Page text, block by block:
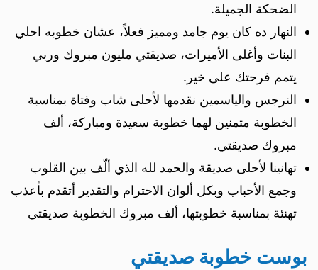
الضحكة الجميلة.
النهار ده كان يوم جامد ومميز فعلاً، عشان خطوبه احلي
البنات وأغلى الأميرات، صديقتي مليون مبروك وربي
يتمم فرحتك على خير.
النرجس والياسمين نقدمها لأحلى شاب وفتاة بمناسبة
الخطوبة متمنين لهما خطوبة سعيدة ومباركة، ألف
مبروك صديقتي.
تهانينا لأحلى صديقة والحمد لله الذي ألّف بين القلوب
وجمع الأحباب وبكل ألوان الاحترام والتقدير أتقدم بأعذب
تهنئة بمناسبة خطوبتها، ألف مبروك الخطوبة صديقتي
بوست خطوبة صديقتي